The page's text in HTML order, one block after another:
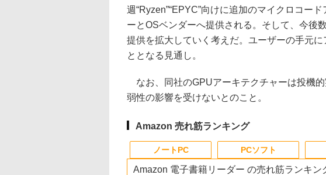
週“Ryzen”“EPYC”向けに追加のマイクロコー
ーとOSベンダーへ提供される。そして、今後
提供を拡大していく考えだ。ユーザーの手元
ととなる見通し。
なお、同社のGPUアーキテクチャーは投機
弱性の影響を受けないとのこと。
Amazon 売れ筋ランキング
ノートPC PCソフト
Amazon 電子書籍リーダー の売れ筋ランキン